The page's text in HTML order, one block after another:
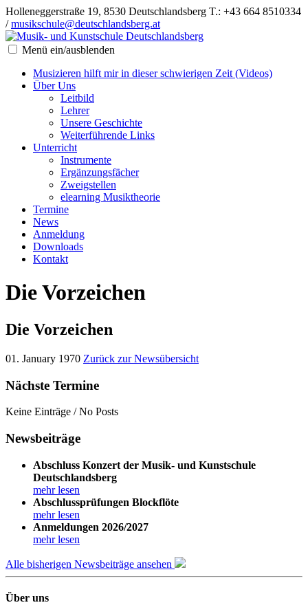
Holleneggerstraße 19, 8530 Deutschlandsberg T.: +43 664 8510334
/musikschule@deutschlandsberg.at
Menü ein/ausblenden
Musizieren hilft mir in dieser schwierigen Zeit (Videos)
Über Uns
Leitbild
Lehrer
Unsere Geschichte
Weiterführende Links
Unterricht
Instrumente
Ergänzungsfächer
Zweigstellen
elearning Musiktheorie
Termine
News
Anmeldung
Downloads
Kontakt
Die Vorzeichen
Die Vorzeichen
01. January 1970 Zurück zur Newsübersicht
Nächste Termine
Keine Einträge / No Posts
Newsbeiträge
Abschluss Konzert der Musik- und Kunstschule
Deutschlandsberg
mehr lesen
Abschlussprüfungen Blockflöte
mehr lesen
Anmeldungen 2026/2027
mehr lesen
Alle bisherigen Newsbeiträge ansehen
Über uns